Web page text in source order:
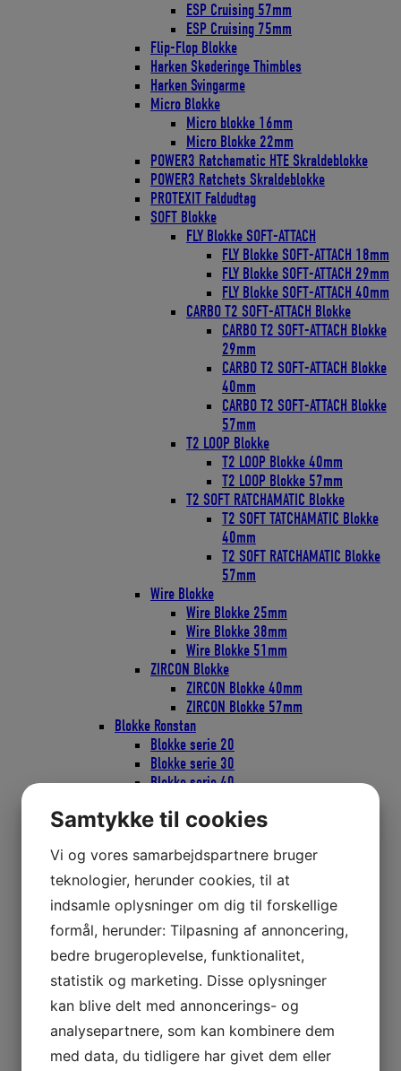
ESP Cruising 57mm
ESP Cruising 75mm
Flip-Flop Blokke
Harken Skøderinge Thimbles
Harken Svingarme
Micro Blokke
Micro blokke 16mm
Micro Blokke 22mm
POWER3 Ratchamatic HTE Skraldeblokke
POWER3 Ratchets Skraldeblokke
PROTEXIT Faldudtag
SOFT Blokke
FLY Blokke SOFT-ATTACH
FLY Blokke SOFT-ATTACH 18mm
FLY Blokke SOFT-ATTACH 29mm
FLY Blokke SOFT-ATTACH 40mm
CARBO T2 SOFT-ATTACH Blokke
CARBO T2 SOFT-ATTACH Blokke
29mm
CARBO T2 SOFT-ATTACH Blokke
40mm
CARBO T2 SOFT-ATTACH Blokke
57mm
T2 LOOP Blokke
T2 LOOP Blokke 40mm
T2 LOOP Blokke 57mm
T2 SOFT RATCHAMATIC Blokke
T2 SOFT TATCHAMATIC Blokke
40mm
T2 SOFT RATCHAMATIC Blokke
57mm
Wire Blokke
Wire Blokke 25mm
Wire Blokke 38mm
Wire Blokke 51mm
ZIRCON Blokke
ZIRCON Blokke 40mm
ZIRCON Blokke 57mm
Blokke Ronstan
Blokke serie 20
Blokke serie 30
Blokke serie 40
Faldudtag til wire eller tov
Mini Blokke
Nylon hjul
Blokke Seldén
PBB16 PBB20
PBB40
PBB50
PBB60
PBB70
PBB80
PBB100
PBB60/80 Quick Lock
RBB60
Samtykke til cookies
Vi og vores samarbejdspartnere bruger
teknologier, herunder cookies, til at
indsamle oplysninger om dig til forskellige
formål, herunder: Tilpasning af annoncering,
bedre brugeroplevelse, funktionalitet,
statistik og marketing. Disse oplysninger
kan blive delt med annoncerings- og
analysepartnere, som kan kombinere dem
med data, du tidligere har givet dem eller